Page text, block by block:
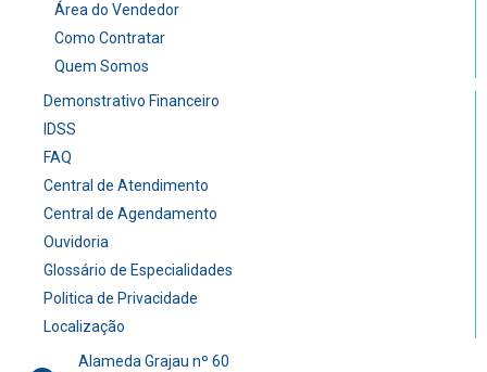
Área do Vendedor
Como Contratar
Quem Somos
Demonstrativo Financeiro
IDSS
FAQ
Central de Atendimento
Central de Agendamento
Ouvidoria
Glossário de Especialidades
Politica de Privacidade
Localização
Alameda Grajau nº 60